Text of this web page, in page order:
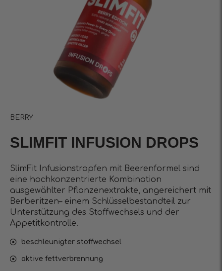
BERRY
SLIMFIT INFUSIОN DROPS
SlimFit Infusionstropfen mit Beerenformel sind
eine hochkonzentrierte Kombination
ausgewählter Pflanzenextrakte, angereichert mit
Berberitzen– einem Schlüsselbestandteil zur
Unterstützung des Stoffwechsels und der
Appetitkontrolle.
beschleunigter stoffwechsel
aktive fettverbrennung